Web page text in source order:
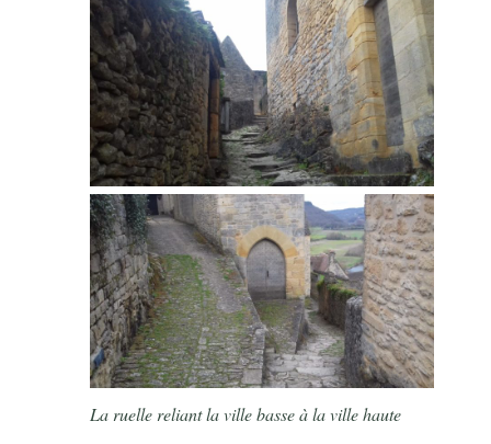
La ruelle reliant la ville basse à la ville haute